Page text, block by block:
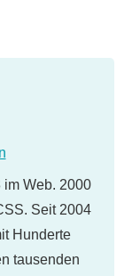
im Web. 2000
Seit 2004
Hunderte
tausenden